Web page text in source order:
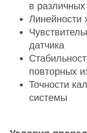
в
Линейности
датчика
повторных
Точности
системы